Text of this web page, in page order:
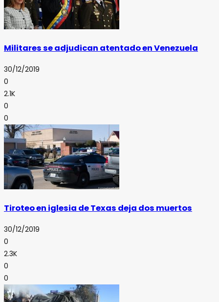
Militares se adjudican atentado en Venezuela
30/12/2019
0
2.1K
0
0
Tiroteo en iglesia de Texas deja dos muertos
30/12/2019
0
2.3K
0
0